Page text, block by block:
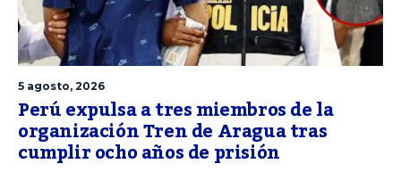
5 agosto, 2026
Perú expulsa a tres miembros de la
organización Tren de Aragua tras
cumplir ocho años de prisión